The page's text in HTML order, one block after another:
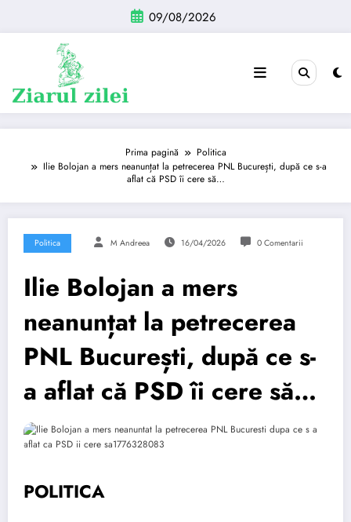
conținut
09/08/2026
Prima pagină
Politica
Ilie Bolojan a mers neanunțat la petrecerea PNL București, după ce s-a
aflat că PSD îi cere să…
Politica M Andreea 16/04/2026 0 Comentarii
Ilie Bolojan a mers
neanunțat la petrecerea
PNL București, după ce s-
a aflat că PSD îi cere să…
POLITICA